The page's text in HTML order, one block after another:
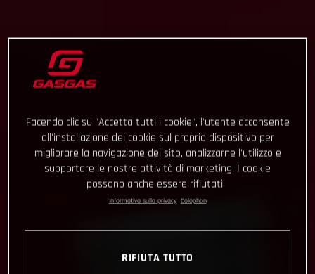
Facendo clic su "Accetta tutti i cookie", l'utente acconsente
all'installazione dei cookie sul proprio dispositivo per
migliorare la navigazione del sito, analizzarne l'utilizzo e
supportare le nostre attività di marketing. I cookie
possono anche essere rifiutati.
Informativa sulla privacy Colophon
RIFIUTA TUTTO